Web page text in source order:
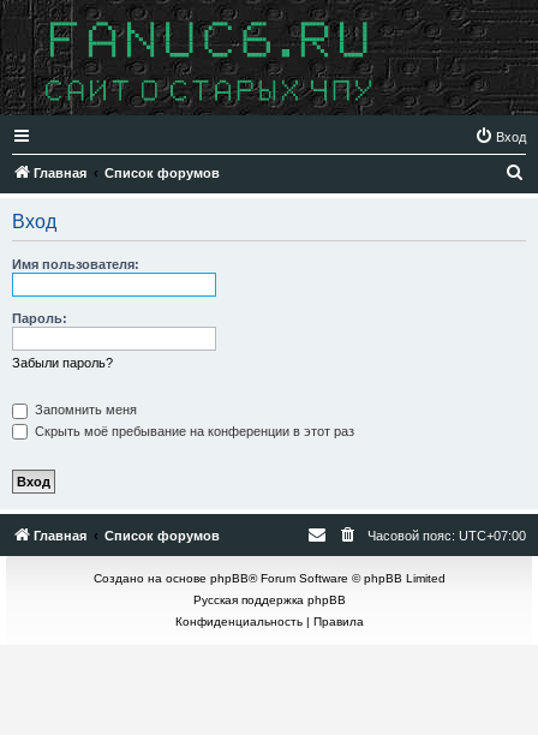
Вход
Главная Список форумов
Вход
Имя пользователя:
Пароль:
Забыли пароль?
Запомнить меня
Скрыть моё пребывание на конференции в этот раз
Главная Список форумов Часовой пояс: UTC+07:00
Создано на основе phpBB® Forum Software © phpBB Limited
Русская поддержка phpBB
Конфиденциальность| Правила